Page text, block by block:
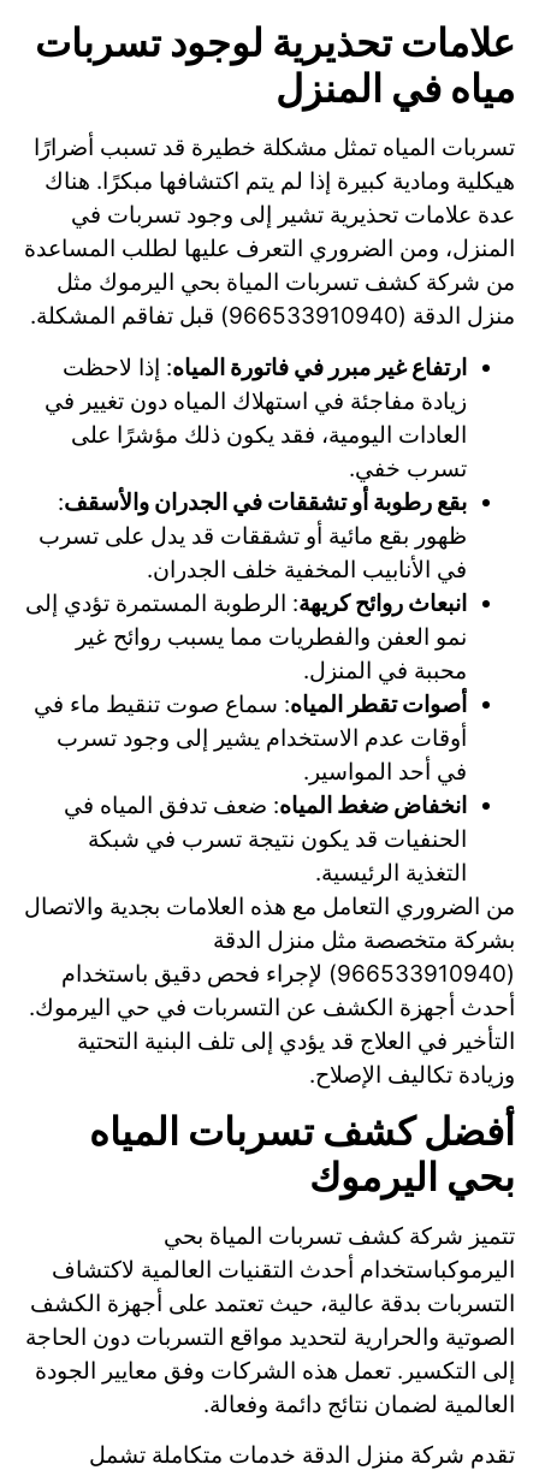
علامات تحذيرية لوجود تسربات
مياه في المنزل
تسربات المياه تمثل مشكلة خطيرة قد تسبب أضرارًا
هيكلية ومادية كبيرة إذا لم يتم اكتشافها مبكرًا. هناك
عدة علامات تحذيرية تشير إلى وجود تسربات في
المنزل، ومن الضروري التعرف عليها لطلب المساعدة
من شركة كشف تسربات المياة بحي اليرموك مثل
منزل الدقة (966533910940) قبل تفاقم المشكلة.
ارتفاع غير مبرر في فاتورة المياه: إذا لاحظت
زيادة مفاجئة في استهلاك المياه دون تغيير في
العادات اليومية، فقد يكون ذلك مؤشرًا على
تسرب خفي.
بقع رطوبة أو تشققات في الجدران والأسقف:
ظهور بقع مائية أو تشققات قد يدل على تسرب
في الأنابيب المخفية خلف الجدران.
انبعاث روائح كريهة: الرطوبة المستمرة تؤدي إلى
نمو العفن والفطريات مما يسبب روائح غير
محببة في المنزل.
أصوات تقطر المياه: سماع صوت تنقيط ماء في
أوقات عدم الاستخدام يشير إلى وجود تسرب
في أحد المواسير.
انخفاض ضغط المياه: ضعف تدفق المياه في
الحنفيات قد يكون نتيجة تسرب في شبكة
التغذية الرئيسية.
من الضروري التعامل مع هذه العلامات بجدية والاتصال
بشركة متخصصة مثل منزل الدقة
(966533910940) لإجراء فحص دقيق باستخدام
أحدث أجهزة الكشف عن التسربات في حي اليرموك.
التأخير في العلاج قد يؤدي إلى تلف البنية التحتية
وزيادة تكاليف الإصلاح.
أفضل كشف تسربات المياه
بحي اليرموك
تتميز شركة كشف تسربات المياة بحي
اليرموكباستخدام أحدث التقنيات العالمية لاكتشاف
التسربات بدقة عالية، حيث تعتمد على أجهزة الكشف
الصوتية والحرارية لتحديد مواقع التسربات دون الحاجة
إلى التكسير. تعمل هذه الشركات وفق معايير الجودة
العالمية لضمان نتائج دائمة وفعالة.
تقدم شركة منزل الدقة خدمات متكاملة تشمل